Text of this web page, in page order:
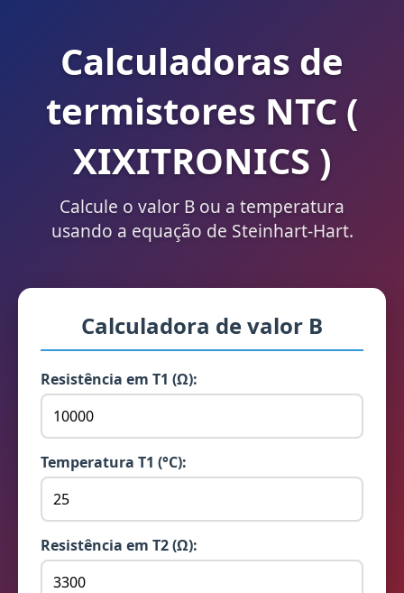
Calculadoras de
termistores NTC (
XIXITRONICS )
Calcule o valor B ou a temperatura
usando a equação de Steinhart-Hart.
Calculadora de valor B
Resistência em T1 (Ω):
Temperatura T1 (°C):
Resistência em T2 (Ω):